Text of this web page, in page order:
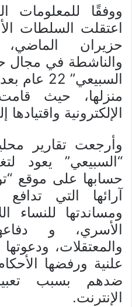
ووفقًا للمعلومات
حزيران الماضي،
والناشطة في مجال
السبيعي”
منزلها، حيث
الإلكترونية
وأرجعت تقارير
“السبيعي” يعود
حسابها على موقع
آرائها التي
ومساندتها للنساء
الأسري، و
والمعتقلات،
علنية ورفضها
ضدهم بسبب
الإنترنت.